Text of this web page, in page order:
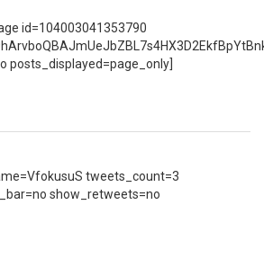
id=104003041353790
posts_displayed=page_only]
tweets_count=3
show_retweets=no